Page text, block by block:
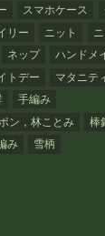
スマホケース
リー ニット
ネップ ハンドメ
トデー マタニテ
手編み
ン，林ことみ
棒
み 雪柄